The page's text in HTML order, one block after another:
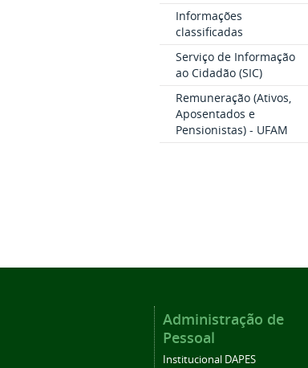
Informações
classificadas
Serviço de Informação
ao Cidadão (SIC)
Remuneração (Ativos,
Aposentados e
Pensionistas) - UFAM
Administração de
Pessoal
Institucional DAPES